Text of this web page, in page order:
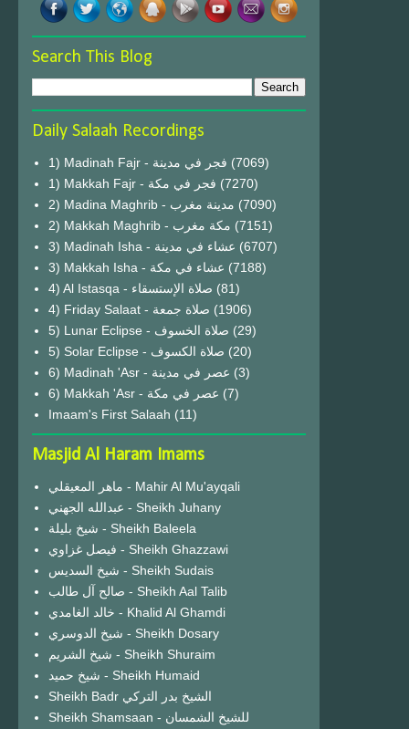
Search This Blog
Daily Salaah Recordings
1) Madinah Fajr - فجر في مدينة (7069)
1) Makkah Fajr - فجر في مكة (7270)
2) Madina Maghrib - مدينة مغرب (7090)
2) Makkah Maghrib - مكة مغرب (7151)
3) Madinah Isha - عشاء في مدينة (6707)
3) Makkah Isha - عشاء في مكة (7188)
4) Al Istasqa - صلاة الإستسقاء (81)
4) Friday Salaat - صلاة جمعة (1906)
5) Lunar Eclipse - صلاة الخسوف (29)
(20)
6) Madinah 'Asr - عصر في مدينة (3)
6) Makkah 'Asr - عصر في مكة (7)
Imaam's First Salaah (11)
Masjid Al Haram Imams
ماهر المعيقلي - Mahir Al Mu'ayqali
عبدالله الجهني - Sheikh Juhany
شيخ بليلة - Sheikh Baleela
فيصل غزاوي - Sheikh Ghazzawi
شيخ السديس - Sheikh Sudais
صالح آل طالب - Sheikh Aal Talib
خالد الغامدي - Khalid Al Ghamdi
شيخ الدوسري - Sheikh Dosary
شيخ الشريم - Sheikh Shuraim
شيخ حميد - Sheikh Humaid
Sheikh Badr الشيخ بدر التركي
Sheikh Shamsaan - للشيخ الشمسان